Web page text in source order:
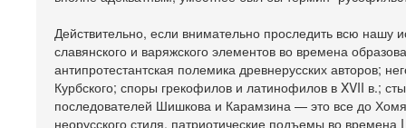
Действительно, если внимательно проследить всю нашу
славянского и варяжского элементов во времена
антипротестантская полемика древнерусских авторов;
Курбского; споры грекофилов и латинофилов в XVII в.;
последователей Шишкова и Карамзина — это все до
неорусского стиля, патриотические подъемы во